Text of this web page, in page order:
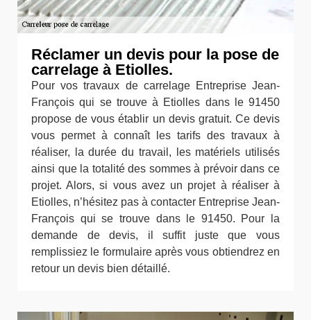
Réclamer un devis pour la pose de
carrelage à Etiolles.
Pour vos travaux de carrelage Entreprise Jean-
François qui se trouve à Etiolles dans le 91450
propose de vous établir un devis gratuit. Ce devis
vous permet à connaît les tarifs des travaux à
réaliser, la durée du travail, les matériels utilisés
ainsi que la totalité des sommes à prévoir dans ce
projet. Alors, si vous avez un projet à réaliser à
Etiolles, n’hésitez pas à contacter Entreprise Jean-
François qui se trouve dans le 91450. Pour la
demande de devis, il suffit juste que vous
remplissiez le formulaire après vous obtiendrez en
retour un devis bien détaillé.